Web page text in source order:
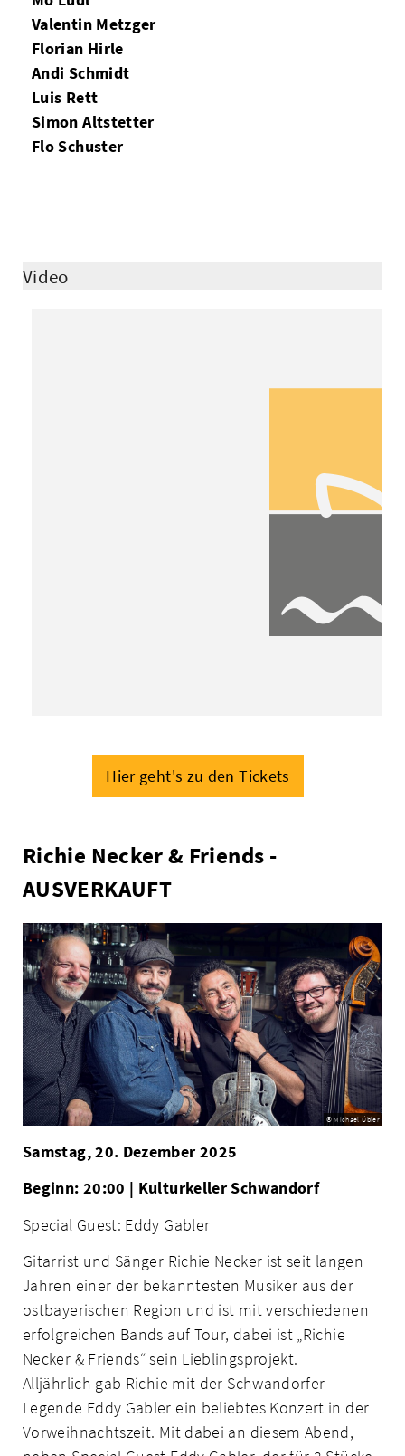
Valentin Metzger
Florian Hirle
Andi Schmidt
Luis Rett
Simon Altstetter
Flo Schuster
Video
Hier geht's zu den Tickets
Richie Necker & Friends -
AUSVERKAUFT
© Michael Übler
Samstag, 20. Dezember 2025
Beginn: 20:00 | Kulturkeller Schwandorf
Special Guest: Eddy Gabler
Gitarrist und Sänger Richie Necker ist seit langen
Jahren einer der bekanntesten Musiker aus der
ostbayerischen Region und ist mit verschiedenen
erfolgreichen Bands auf Tour, dabei ist „Richie
Necker & Friends“ sein Lieblingsprojekt.
Alljährlich gab Richie mit der Schwandorfer
Legende Eddy Gabler ein beliebtes Konzert in der
Vorweihnachtszeit. Mit dabei an diesem Abend,